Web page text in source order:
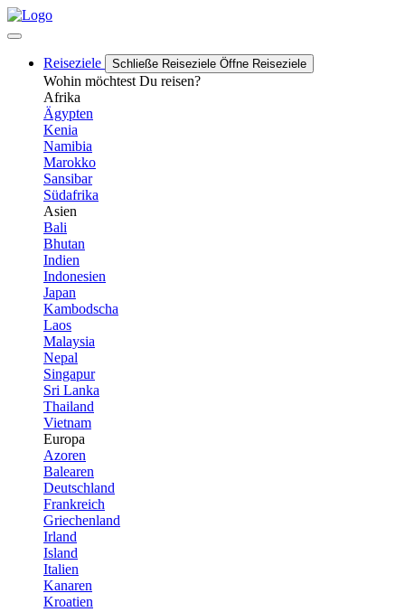
Reiseziele Schließe Reiseziele Öffne Reiseziele
Wohin möchtest Du reisen?
Afrika
Ägypten
Kenia
Namibia
Marokko
Sansibar
Südafrika
Asien
Bali
Bhutan
Indien
Indonesien
Japan
Kambodscha
Laos
Malaysia
Nepal
Singapur
Sri Lanka
Thailand
Vietnam
Europa
Azoren
Balearen
Deutschland
Frankreich
Griechenland
Irland
Island
Italien
Kanaren
Kroatien